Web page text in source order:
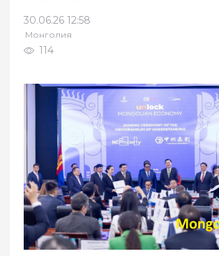
30.06.26 12:58
Монголия
114